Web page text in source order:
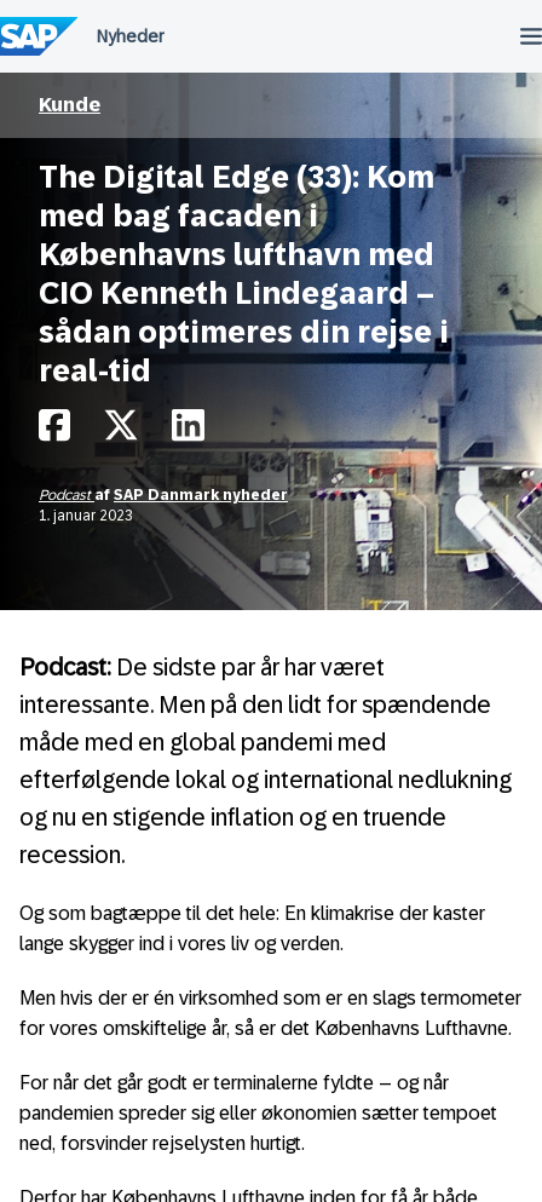
til
indholdet
Kunde
The Digital Edge (33): Kom
med bag facaden i
Københavns lufthavn med
CIO Kenneth Lindegaard –
sådan optimeres din rejse i
real-tid
Podcastaf SAP Danmark nyheder
1. januar 2023
Podcast: De sidste par år har været
interessante. Men på den lidt for spændende
måde med en global pandemi med
efterfølgende lokal og international nedlukning
og nu en stigende inflation og en truende
recession.
Og som bagtæppe til det hele: En klimakrise der kaster
lange skygger ind i vores liv og verden.
Men hvis der er én virksomhed som er en slags termometer
for vores omskiftelige år, så er det Københavns Lufthavne.
For når det går godt er terminalerne fyldte – og når
pandemien spreder sig eller økonomien sætter tempoet
ned, forsvinder rejselysten hurtigt.
Derfor har Københavns Lufthavne inden for få år både